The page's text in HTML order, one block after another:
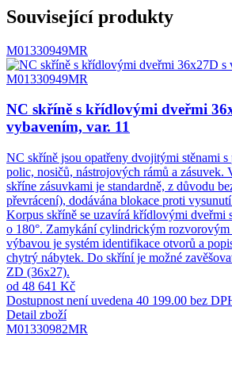
Související produkty
M01330949MR
M01330949MR
NC skříně s křídlovými dveřmi
vybavením, var. 11
NC skříně jsou opatřeny dvojitými stěnami s
polic, nosičů, nástrojových rámů a zásuvek.
skříne zásuvkami je standardně, z důvodu
převrácení), dodávána blokace proti
Korpus skříně se uzavírá křídlovými dveřmi
o 180°. Zamykání cylindrickým rozvorovým
výbavou je systém identifikace otvorů a
chytrý nábytek. Do skříní je možné
ZD (36x27).
od 48 641 Kč
Dostupnost není uvedena 40 199.00 bez
Detail zboží
M01330982MR